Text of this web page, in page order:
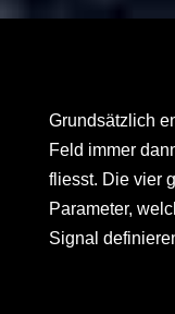
Grundsätzlich
Feld immer
fliesst. Die vier
Parameter,
Signal